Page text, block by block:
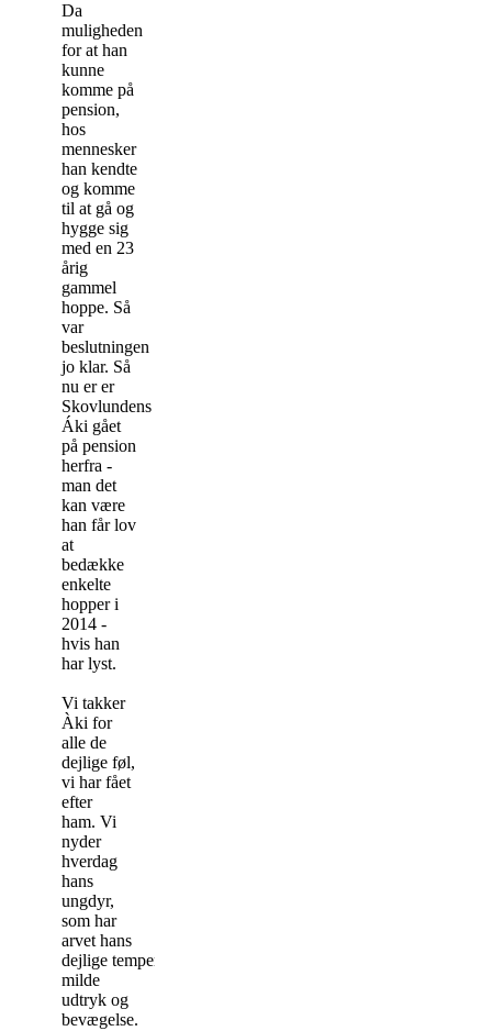
Da
muligheden
for at han
kunne
komme på
pension,
hos
mennesker
han kendte
og komme
til at gå og
hygge sig
med en 23
årig
gammel
hoppe. Så
var
beslutningen
jo klar. Så
nu er er
Skovlundens
Áki gået
på pension
herfra -
man det
kan være
han får lov
at
bedække
enkelte
hopper i
2014 -
hvis han
har lyst.
Vi takker
Àki for
alle de
dejlige føl,
vi har fået
efter
ham. Vi
nyder
hverdag
hans
ungdyr,
som har
arvet hans
dejlige temperament,
milde
udtryk og
bevægelse.